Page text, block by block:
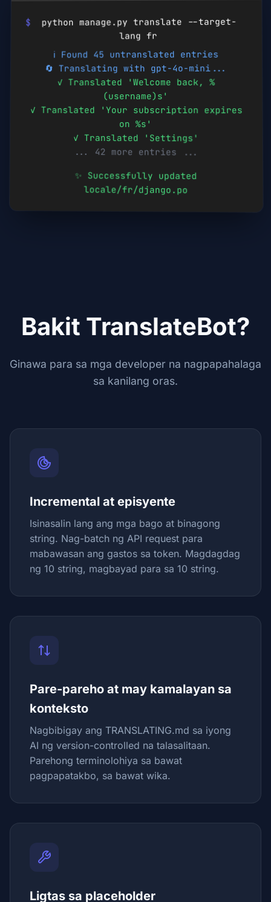
$ python manage.py translate --target-
lang fr
ℹ️ Found 45 untranslated entries
🔄 Translating with gpt-4o-mini...
✓ Translated 'Welcome back, %
(username)s'
✓ Translated 'Your subscription expires
on %s'
✓ Translated 'Settings'
... 42 more entries ...
✨ Successfully updated
locale/fr/django.po
Bakit TranslateBot?
Ginawa para sa mga developer na nagpapahalaga
sa kanilang oras.
Incremental at episyente
Isinasalin lang ang mga bago at binagong
string. Nag-batch ng API request para
mabawasan ang gastos sa token. Magdagdag
ng 10 string, magbayad para sa 10 string.
Pare-pareho at may kamalayan sa
konteksto
Nagbibigay ang TRANSLATING.md sa iyong
AI ng version-controlled na talasalitaan.
Parehong terminolohiya sa bawat
pagpapatakbo, sa bawat wika.
Ligtas sa placeholder